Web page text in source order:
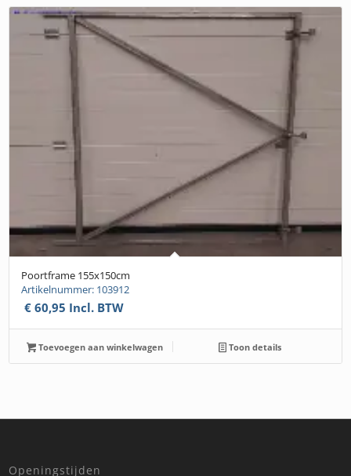
Poortframe 155x150cm
Artikelnummer: 103912
€ 60,95 Incl. BTW
Toevoegen aan winkelwagen Toon details
Openingstijden